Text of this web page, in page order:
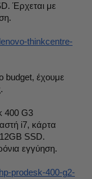
Έρχεται με
thinkcentre-
budget, έχουμε
400 G3
i7, κάρτα
SSD.
εγγύηση.
prodesk-400-g2-